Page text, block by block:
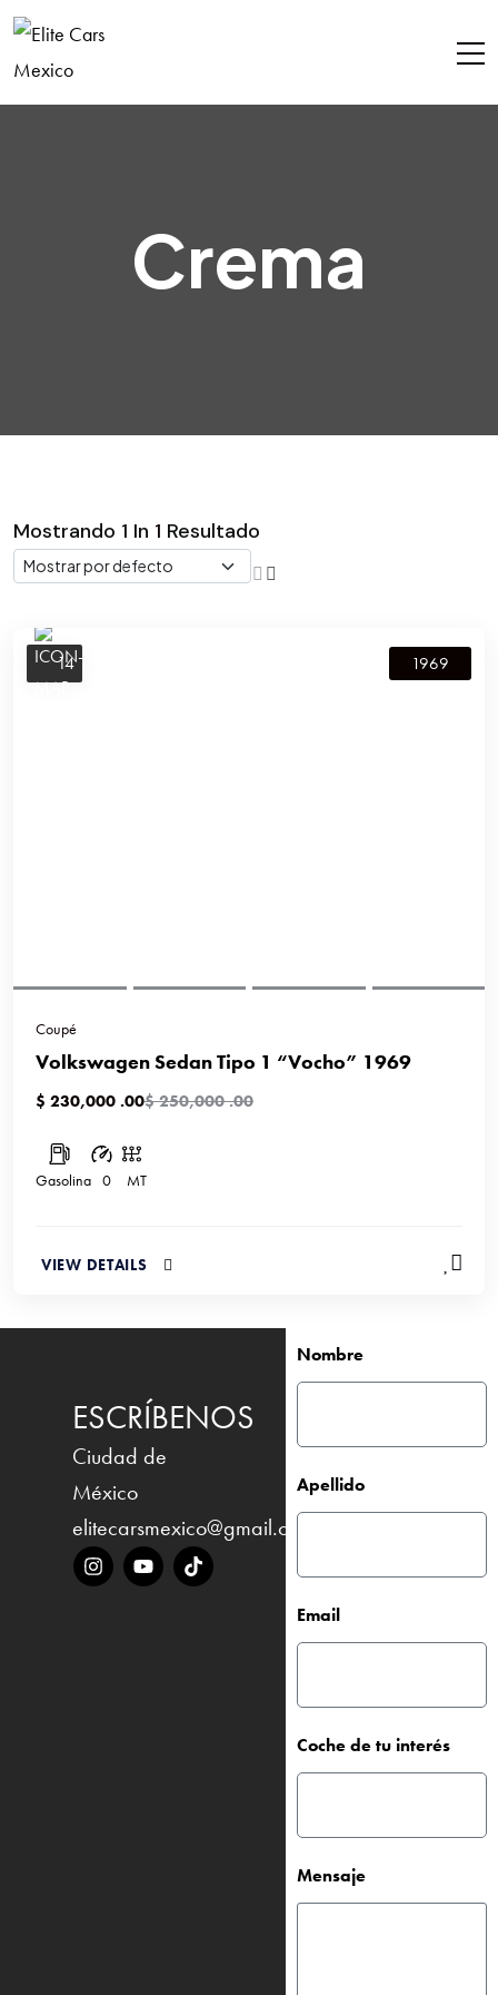
Crema
Mostrando 1 In 1 Resultado
14 1969
Coupé
Volkswagen Sedan Tipo 1 “Vocho” 1969
$ 230,000 .00$ 250,000 .00
Gasolina 0 MT
VIEW DETAILS
ESCRÍBENOS
Ciudad de
México
elitecarsmexico@gmail.com
Nombre
Apellido
Email
Coche de tu interés
Mensaje